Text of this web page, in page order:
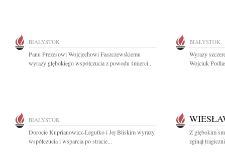
BIAŁYSTOK
Panu Prezesowi Wojciechowi Faszczewskiemu
wyrazy głębokiego współczucia z powodu śmierci...
BIAŁYSTOK
Wyrazy
Wojciuk
BIAŁYSTOK
Dorocie Kuprianowicz-Legutko i Jej Bliskim wyrazy
współczucia i wsparcia po stracie...
Z głębokim
zginął